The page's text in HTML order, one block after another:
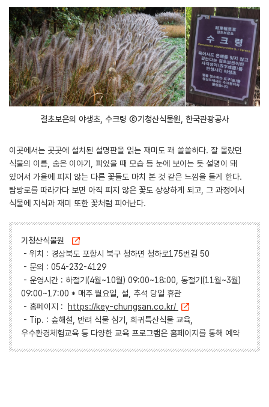
결초보은의 야생초, 수크령 ⓒ기청산식물원, 한국관광공사
이곳에서는 곳곳에 설치된 설명판을 읽는 재미도 꽤 쏠쏠하다. 잘 몰랐던
식물의 이름, 숨은 이야기, 피었을 때 모습 등 눈에 보이는 듯 설명이 돼
있어서 가을에 피지 않는 다른 꽃들도 마치 본 것 같은 느낌을 들게 한다.
탐방로를 따라가다 보면 아직 피지 않은 꽃도 상상하게 되고, 그 과정에서
식물에 지식과 재미 또한 꽃처럼 피어난다.
기청산식물원
- 위치 : 경상북도 포항시 북구 청하면 청하로175번길 50
- 문의 : 054-232-4129
- 운영시간 : 하절기(4월~10월) 09:00~18:00, 동절기(11월~3월)
09:00~17:00 * 매주 월요일, 설, 추석 당일 휴관
- 홈페이지 : https://key-chungsan.co.kr/
- Tip. : 숲해설, 반려 식물 심기, 희귀특산식물 교육,
우수환경체험교육 등 다양한 교육 프로그램은 홈페이지를 통해 예약